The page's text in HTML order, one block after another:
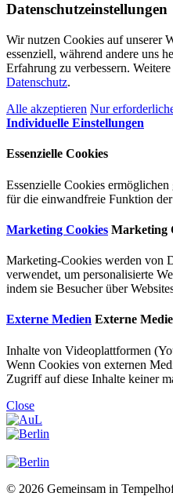
Datenschutzeinstellungen
Wir nutzen Cookies auf unserer
essenziell, während andere uns
Erfahrung zu verbessern.
Datenschutz.
Alle akzeptieren Nur
Individuelle Einstellungen
Essenzielle Cookies
Essenzielle Cookies
für die einwandfreie Funktion
Marketing Cookies Marketing
Marketing-Cookies werden von
verwendet, um personalisierte
indem sie Besucher über
Externe Medien Externe
Inhalte von Videoplattformen
Wenn Cookies von externen
Zugriff auf diese Inhalte keiner
Close
© 2026 Gemeinsam in